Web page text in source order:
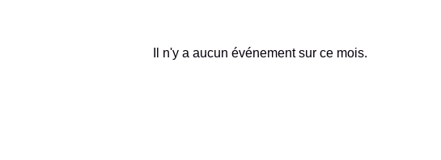
Il n'y a aucun événement sur ce mois.